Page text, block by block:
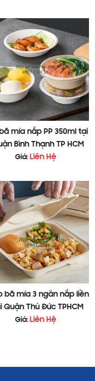
1 ngăn nắp liền
hoặc lạnh
để hâm nóng
hữu cơ để phân hủy tự
nắp liền 450ml
sản xuất và phân phối
mía nắp PP 350ml tại
Bình Thạnh TP HCM
Giá: Liên Hệ
bã mía 3 ngăn nắp liền
Quận Thủ Đức TPHCM
Giá: Liên Hệ